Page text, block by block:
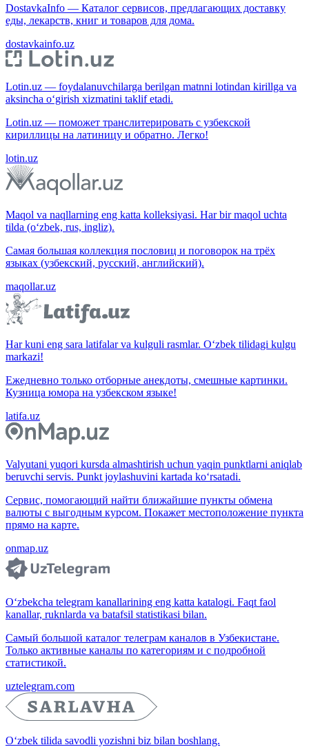
DostavkaInfo — Каталог сервисов, предлагающих доставку
еды, лекарств, книг и товаров для дома.
dostavkainfo.uz
Lotin.uz — foydalanuvchilarga berilgan matnni lotindan kirillga va
aksincha o‘girish xizmatini taklif etadi.
Lotin.uz — поможет транслитерировать с узбекской
кириллицы на латиницу и обратно. Легко!
lotin.uz
Maqol va naqllarning eng katta kolleksiyasi. Har bir maqol uchta
tilda (o‘zbek, rus, ingliz).
Самая большая коллекция пословиц и поговорок на трёх
языках (узбекский, русский, английский).
maqollar.uz
Har kuni eng sara latifalar va kulguli rasmlar. O‘zbek tilidagi kulgu
markazi!
Ежедневно только отборные анекдоты, смешные картинки.
Кузница юмора на узбекском языке!
latifa.uz
Valyutani yuqori kursda almashtirish uchun yaqin punktlarni aniqlab
beruvchi servis. Punkt joylashuvini kartada ko‘rsatadi.
Сервис, помогающий найти ближайшие пункты обмена
валюты с выгодным курсом. Покажет местоположение пункта
прямо на карте.
onmap.uz
O‘zbekcha telegram kanallarining eng katta katalogi. Faqt faol
kanallar, ruknlarda va batafsil statistikasi bilan.
Самый большой каталог телеграм каналов в Узбекистане.
Только активные каналы по категориям и с подробной
статистикой.
uztelegram.com
O‘zbek tilida savodli yozishni biz bilan boshlang.